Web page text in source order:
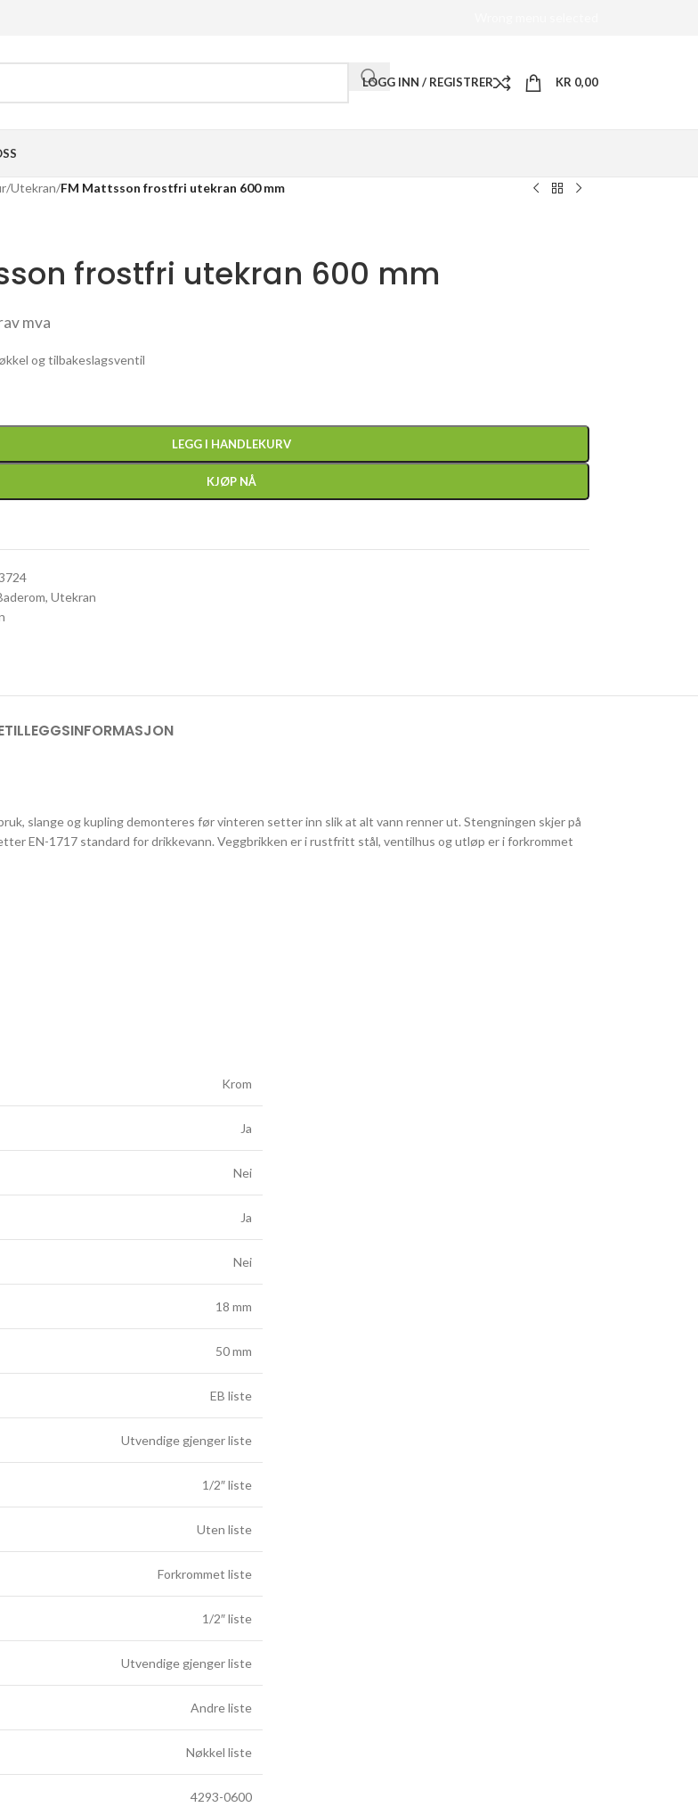
LOGG INN / REGISTRER KR 0,00
/Utekran/FM Mattsson frostfri utekran 600 mm
frostfri utekran 600 mm
mva
og tilbakeslagsventil
LEGG I HANDLEKURV
KJØP NÅ
, Utekran
TILLEGGSINFORMASJON
slange og kupling demonteres før vinteren setter inn slik at alt vann renner ut. Stengningen skjer på
EN-1717 standard for drikkevann. Veggbrikken er i rustfritt stål, ventilhus og utløp er i forkrommet
Krom
Ja
Nei
Ja
Nei
18 mm
50 mm
EB liste
Utvendige gjenger liste
1/2″ liste
Uten liste
Forkrommet liste
1/2″ liste
Utvendige gjenger liste
Andre liste
Nøkkel liste
4293-0600